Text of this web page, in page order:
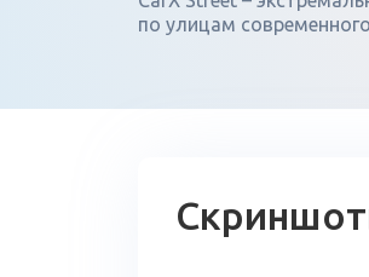
по улицам